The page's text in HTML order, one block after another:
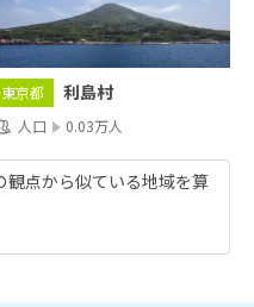
東京都 利島村
人口 0.03万人
観点から似ている地域を算